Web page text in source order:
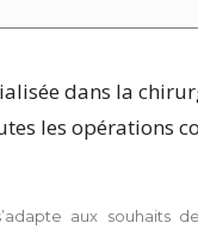
dans la
les opérations
aux souhaits